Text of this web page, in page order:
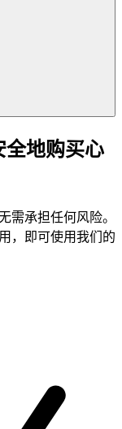
地购买心
需承担任何风险。
，即可使用我们的